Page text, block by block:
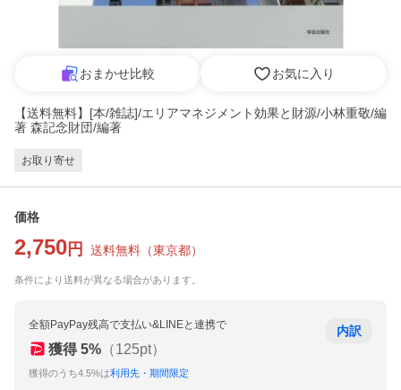
おまかせ比較 お気に入り
【送料無料】[本/雑誌]/エリアマネジメント効果と財源/小林重敬/編
著 森記念財団/編著
お取り寄せ
価格
2,750 円 送料無料 （東京都）
条件により送料が異なる場合があります。
全額PayPay残高で支払い&LINEと連携で
獲得 5% （125pt）
獲得のうち4.5%は利用先・期間限定
内訳